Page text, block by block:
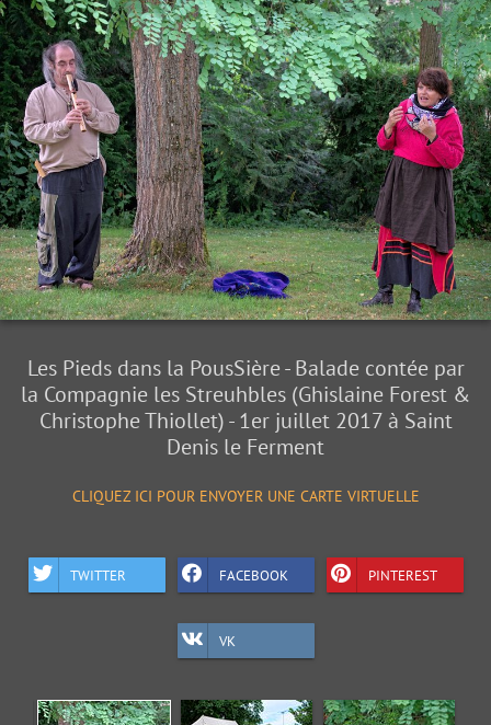
Les Pieds dans la PousSière - Balade contée par
la Compagnie les Streuhbles (Ghislaine Forest &
Christophe Thiollet) - 1er juillet 2017 à Saint
Denis le Ferment
CLIQUEZ ICI POUR ENVOYER UNE CARTE VIRTUELLE
TWITTER FACEBOOK PINTEREST
VK